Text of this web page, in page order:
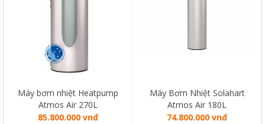
Máy bơm nhiệt Heatpump
Atmos Air 270L
85.800.000 vnđ
Máy Bơm Nhiệt Solahart
Atmos Air 180L
74.800.000 vnđ